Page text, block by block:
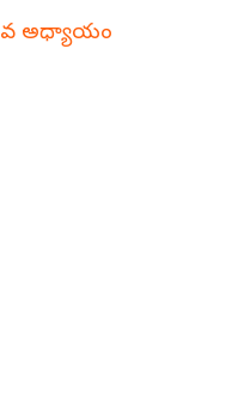
అధ్యాయం